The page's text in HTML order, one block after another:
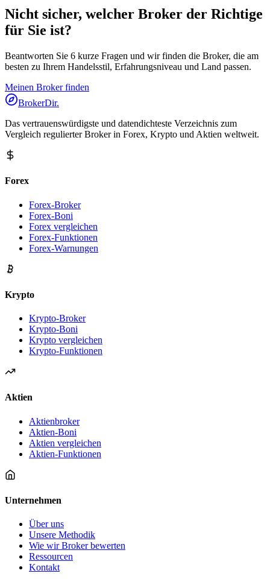
Nicht sicher, welcher Broker der Richtige
für Sie ist?
Beantworten Sie 6 kurze Fragen und wir finden die Broker, die am
besten zu Ihrem Handelsstil, Erfahrungsniveau und Land passen.
Meinen Broker finden
BrokerDir.
Das vertrauenswürdigste und datendichteste Verzeichnis zum
Vergleich regulierter Broker in Forex, Krypto und Aktien weltweit.
Forex
Forex-Broker
Forex-Boni
Forex vergleichen
Forex-Funktionen
Forex-Warnungen
Krypto
Krypto-Broker
Krypto-Boni
Krypto vergleichen
Krypto-Funktionen
Aktien
Aktienbroker
Aktien-Boni
Aktien vergleichen
Aktien-Funktionen
Unternehmen
Über uns
Unsere Methodik
Wie wir Broker bewerten
Ressourcen
Kontakt